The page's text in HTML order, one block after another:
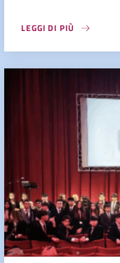
LEGGI DI PIÙ